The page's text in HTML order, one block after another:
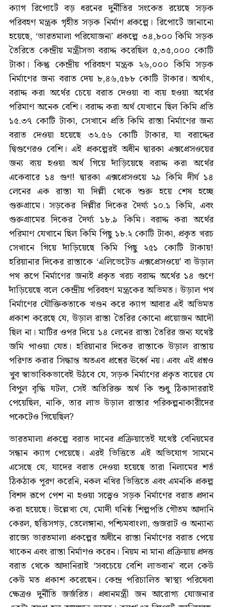
ক্যাগ রিপোর্টে বড় ধরনের দুর্নীতির সংকেত রয়েছে সড়ক
পরিবহণ মন্ত্রক গৃহীত সড়ক নির্মাণ প্রকল্পে। রিপোর্টে জানানো
হয়েছে, ‘ভারতমালা পরিযোজনা’ প্রকল্পে ৩৪,৮০০ কিমি সড়ক
তৈরিতে কেন্দ্রীয় মন্ত্রীসভা বরাদ্দ করেছিল ৫,৩৫,০০০ কোটি
টাকা। কিন্তু কেন্দ্রীয় পরিবহণ মন্ত্রক ২৬,০০০ কিমি সড়ক
নির্মাণের জন্য বরাত দেয় ৮,৪৬,৫৮৮ কোটি টাকার। অর্থাৎ,
বরাদ্দ করা অর্থের চেয়ে বরাত দেওয়া বা ব্যয় হওয়া অর্থের
পরিমাণ অনেক বেশি। বরাদ্দ করা অর্থ যেখানে ছিল কিমি প্রতি
১৫.৩৭ কোটি টাকা, সেখানে প্রতি কিমি রাস্তা নির্মাণের জন্য
বরাত দেওয়া হয়েছে ৩২.৫৬ কোটি টাকার, যা বরাদ্দের
দ্বিগুণেরও বেশি। এই প্রকল্পেরই অধীন দ্বারকা এক্সপ্রেসওয়ের
জন্য ব্যয় হওয়া অর্থ গিয়ে দাঁড়িয়েছে বরাদ্দ করা অর্থের
একেবারে ১৪ গুণ! দ্বারকা এক্সপ্রেসওয়ে ২৯ কিমি দীর্ঘ ১৪
লেনের এক রাস্তা যা দিল্লী থেকে শুরু হয়ে শেষ হচ্ছে
গুরুগ্রামে। সড়কের দিল্লীর দিকের দৈর্ঘ্য ১০.১ কিমি, এবং
গুরুগ্রামের দিকের দৈর্ঘ্য ১৮.৯ কিমি। বরাদ্দ করা অর্থের
পরিমাণ যেখানে ছিল কিমি পিছু ১৮.২ কোটি টাকা, প্রকৃত খরচ
সেখানে গিয়ে দাঁড়িয়েছে কিমি পিছু ২৫১ কোটি টাকায়!
হরিয়ানার দিকের রাস্তাকে ‘এলিভেটেড এক্সপ্রেসওয়ে’ বা উড়াল
পথ রূপে নির্মাণের জন্যই প্রকৃত খরচ বরাদ্দ অর্থের ১৪ গুণে
দাঁড়িয়েছে বলে কেন্দ্রীয় পরিবহণ মন্ত্রকের অভিমত। উড়াল পথ
নির্মাণের যৌক্তিকতাকে খণ্ডন করে ক্যাগ আবার এই অভিমত
প্রকাশ করেছে যে, উড়াল রাস্তা তৈরির কোনো প্রয়োজন আদৌ
ছিল না। মাটির ওপর দিয়ে ১৪ লেনের রাস্তা তৈরির জন্য যথেষ্ট
জমি পাওয়া যেত। হরিয়ানার দিকের রাস্তাকে উড়াল রাস্তায়
পরিণত করার সিদ্ধান্ত অতএব প্রশ্নের ঊর্ধ্বে নয়। এবং এই প্রশ্নও
খুব স্বাভাবিকভাবেই উঠবে যে, সড়ক নির্মাণের প্রকৃত ব্যয়ের যে
বিপুল বৃদ্ধি ঘটল, সেই অতিরিক্ত অর্থ কি শুধু ঠিকাদাররাই
পেয়েছিল, নাকি, তার লাভ উড়াল রাস্তার পরিকল্পনাকারীদের
পকেটেও গিয়েছিল?
ভারতমালা প্রকল্পে বরাত দানের প্রক্রিয়াতেই যথেষ্ট বেনিয়মের
সন্ধান ক্যাগ পেয়েছে। এরই ভিত্তিতে এই অভিযোগ সামনে
এসেছে যে, যাদের বরাত দেওয়া হয়েছে তারা নিলামের শর্ত
ঠিকঠাক পূরণ করেনি, নকল নথির ভিত্তিতে এবং এমনকি প্রকল্প
বিশদ রূপে পেশ না হওয়া সত্ত্বেও সড়ক নির্মাণের বরাত প্রদান
করা হয়েছে। উল্লেখ্য যে, মোদী ঘনিষ্ঠ শিল্পপতি গৌতম আদানি
কেরল, ছত্তিসগড়, তেলেঙ্গানা, পশ্চিমবাংলা, গুজরাট ও অন্যান্য
রাজ্যে ভারতমালা প্রকল্পের অধীনে রাস্তা নির্মাণের বরাত পেয়ে
থাকেন এবং রাস্তা নির্মাণও করেন। নিয়ম না মানা প্রক্রিয়ায় প্রদত্ত
বরাত থেকে আদানিরাই ‘সবচেয়ে বেশি লাভবান’ বলে কেউ
কেউ মত প্রকাশ করেছেন। কেন্দ্র পরিচালিত স্বাস্থ্য পরিষেবা
ক্ষেত্রও দুর্নীতি জর্জরিত। প্রধানমন্ত্রী জন আরোগ্য যোজনার